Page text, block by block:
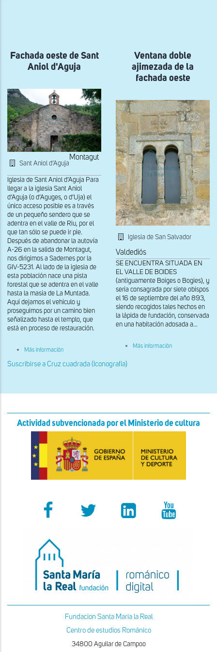
navegación
Fachada oeste de Sant
Aniol d'Aguja
Sant Aniol d’Aguja
Montagut
Iglesia de Sant Aniol d’Aguja Para
llegar a la iglesia Sant Aniol
d’Aguja (o d’Aguges, o d’Uja) el
único acceso posible es a través
de un pequeño sendero que se
adentra en el valle de Riu, por el
que tan sólo se puede ir pie.
Después de abandonar la autovía
A-26 en la salida de Montagut,
nos dirigimos a Sadernes por la
GIV-5231. Al lado de la iglesia de
esta población nace una pista
forestal que se adentra en el valle
hasta la masía de La Muntada.
Aquí dejamos el vehículo y
proseguimos por un camino bien
señalizado hasta el templo, que
está en proceso de restauración.
Más información
oeste
Ventana doble
ajimezada de la
fachada oeste
Iglesia de San Salvador
Valdediós
SE ENCUENTRA SITUADA EN
EL VALLE DE BOIDES
(antiguamente Boiges o Bogies), y
sería consagrada por siete obispos
el 16 de septiembre del año 893,
siendo recogidos tales hechos en
la lápida de fundación, conservada
en una habitación adosada a...
Más información
oeste
Suscribirse a Cruz cuadrada (Iconografía)
Actividad subvencionada por el Ministerio de cultura
Fundacion Santa Maria la Real
Centro de estudios Románico
34800 Aguilar de Campoo